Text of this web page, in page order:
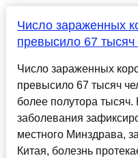
Число зараженных
превысило 67 тысяч
Число зараженных
превысило 67 тысяч
более полутора
заболевания
местного Минздрава,
Китая, болезнь